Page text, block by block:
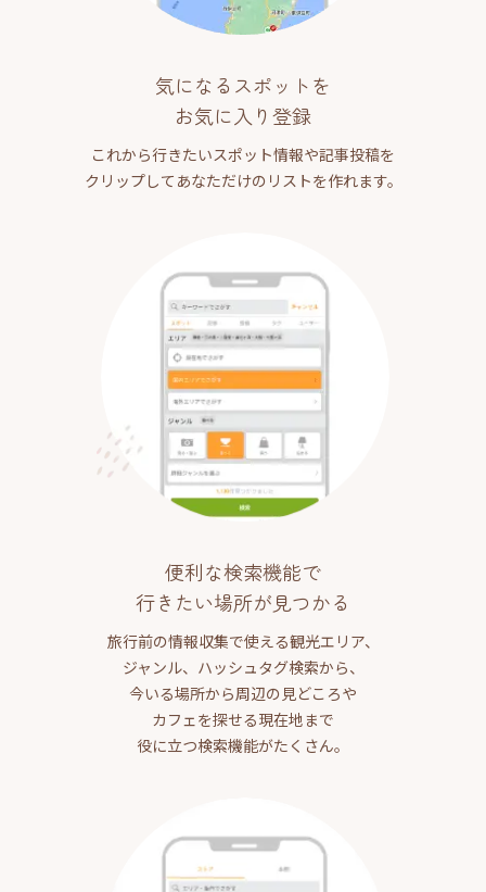
気になるスポットを
お気に入り登録
これから行きたいスポット情報や記事投稿を
クリップしてあなただけのリストを作れます。
便利な検索機能で
行きたい場所が見つかる
旅行前の情報収集で使える観光エリア、
ジャンル、ハッシュタグ検索から、
今いる場所から周辺の見どころや
カフェを探せる現在地まで
役に立つ検索機能がたくさん。